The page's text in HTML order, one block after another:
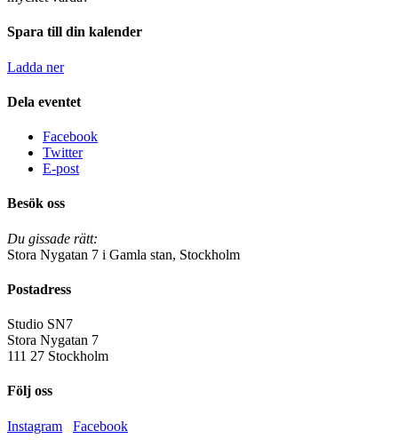
Spara till din kalender
Ladda ner
Dela eventet
Facebook
Twitter
E-post
Besök oss
Du gissade rätt:
Stora Nygatan 7 i Gamla stan, Stockholm
Postadress
Studio SN7
Stora Nygatan 7
111 27 Stockholm
Följ oss
Instagram Facebook